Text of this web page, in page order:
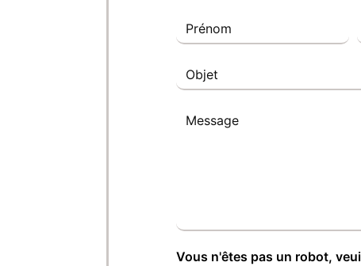
Vous n'êtes pas un robot,